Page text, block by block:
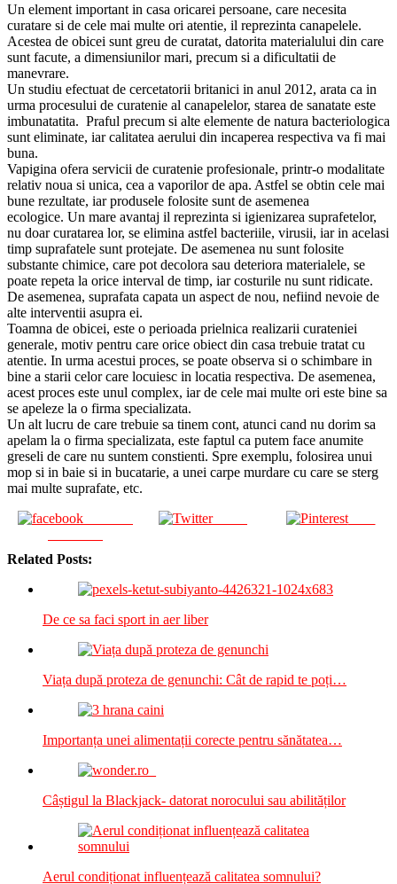
Un element important in casa oricarei persoane, care necesita
curatare si de cele mai multe ori atentie, il reprezinta canapelele.
Acestea de obicei sunt greu de curatat, datorita materialului din care
sunt facute, a dimensiunilor mari, precum si a dificultatii de
manevrare.
Un studiu efectuat de cercetatorii britanici in anul 2012, arata ca in
urma procesului de curatenie al canapelelor, starea de sanatate este
imbunatatita. Praful precum si alte elemente de natura bacteriologica
sunt eliminate, iar calitatea aerului din incaperea respectiva va fi mai
buna.
Vapigina ofera servicii de curatenie profesionale, printr-o modalitate
relativ noua si unica, cea a vaporilor de apa. Astfel se obtin cele mai
bune rezultate, iar produsele folosite sunt de asemenea
ecologice. Un mare avantaj il reprezinta si igienizarea suprafetelor,
nu doar curatarea lor, se elimina astfel bacteriile, virusii, iar in acelasi
timp suprafatele sunt protejate. De asemenea nu sunt folosite
substante chimice, care pot decolora sau deteriora materialele, se
poate repeta la orice interval de timp, iar costurile nu sunt ridicate.
De asemenea, suprafata capata un aspect de nou, nefiind nevoie de
alte interventii asupra ei.
Toamna de obicei, este o perioada prielnica realizarii curateniei
generale, motiv pentru care orice obiect din casa trebuie tratat cu
atentie. In urma acestui proces, se poate observa si o schimbare in
bine a starii celor care locuiesc in locatia respectiva. De asemenea,
acest proces este unul complex, iar de cele mai multe ori este bine sa
se apeleze la o firma specializata.
Un alt lucru de care trebuie sa tinem cont, atunci cand nu dorim sa
apelam la o firma specializata, este faptul ca putem face anumite
greseli de care nu suntem constienti. Spre exemplu, folosirea unui
mop si in baie si in bucatarie, a unei carpe murdare cu care se sterg
mai multe suprafate, etc.
Tweet Save
Related Posts:
De ce sa faci sport in aer liber
Viața după proteza de genunchi: Cât de rapid te poți…
Importanța unei alimentații corecte pentru sănătatea…
Câștigul la Blackjack- datorat norocului sau abilităților
Aerul condiționat influențează calitatea somnului?